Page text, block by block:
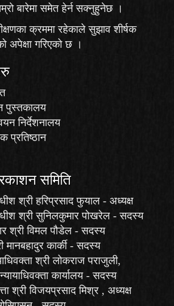
बारेमा समेत हेर्न सक्नुहुनेछ ।
क्रममा रहेकालेसुझाव शीर्षक
अपेक्षा गरिएको छ ।
पुस्तकालय
निर्देशनालय
प्रतिष्ठान
समिति
श्री हरिप्रसाद फुयाल - अध्यक्ष
श्री सुनिलकुमार पोखरेल - सदस्य
श्री विमल पौडेल - सदस्य
मानबहादुर कार्की - सदस्य
श्री लोकराज पराजुली,
कार्यालय - सदस्य
श्री विजयप्रसाद मिश्र , अध्यक्ष